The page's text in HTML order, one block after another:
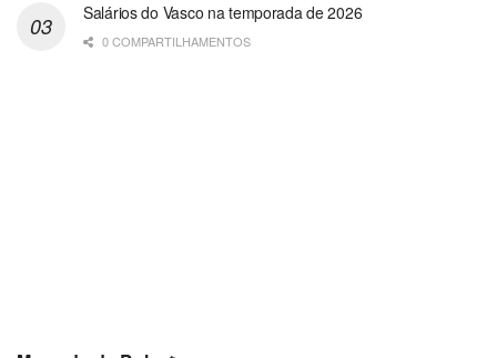
Salários do Vasco na temporada de 2026
0 COMPARTILHAMENTOS